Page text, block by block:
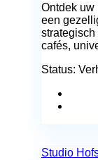
Ontdek uw
een
cafés,
Status:
Studio